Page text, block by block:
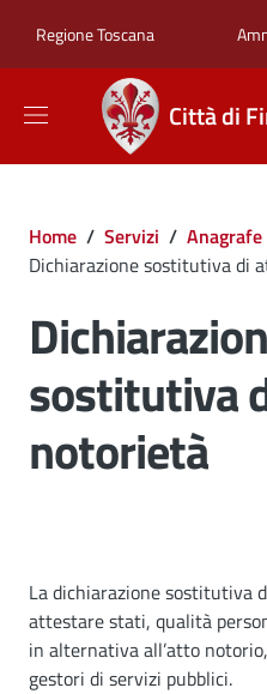
Regione Toscana
Città di
Briciole di
Home / Servizi /
Dichiarazione sostitutiva di
sostitutiva
notorietà
Dettagli
La dichiarazione sostitutiva
attestare stati, qualità
in alternativa all’atto
gestori di servizi pubblici.